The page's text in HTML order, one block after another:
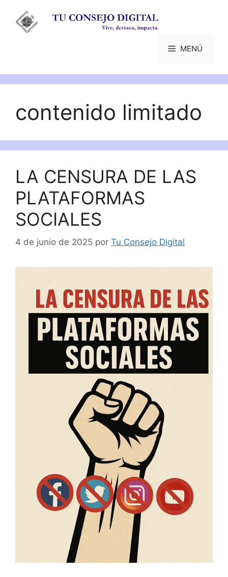
contenido
MENÚ
contenido limitado
LA CENSURA DE LAS
PLATAFORMAS
SOCIALES
4 de junio de 2025 por Tu Consejo Digital